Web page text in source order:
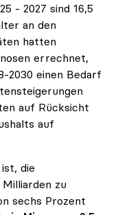
- 2027 sind 16,5
an den
hatten
errechnet,
2030 einen Bedarf
auf Rücksicht
auf
die
zu
sechs Prozent